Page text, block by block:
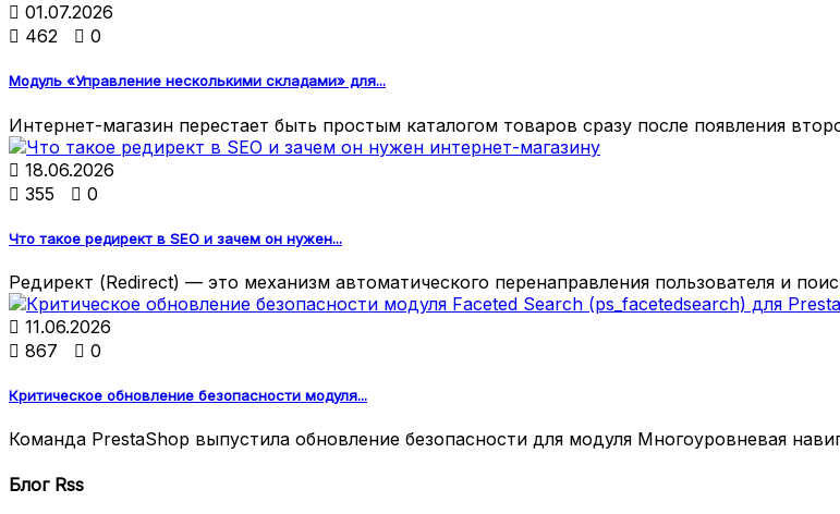
 01.07.2026
 462  0
Модуль «Управление несколькими складами» для...
Интернет-магазин перестает быть простым каталогом товаров сразу после появления
 18.06.2026
 355  0
Что такое редирект в SEO и зачем он нужен...
Редирект (Redirect) — это механизм автоматического перенаправления пользователя и
 11.06.2026
 867  0
Критическое обновление безопасности модуля...
Команда PrestaShop выпустила обновление безопасности для модуля Многоуровневая
Блог Rss